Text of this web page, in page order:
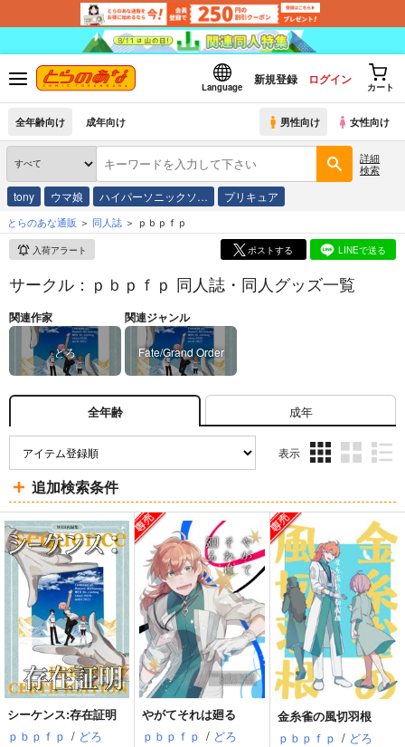
Language
新規登録 ログイン
カート
全年齢向け 成年向け 男性向け 女性向け
詳細
検索
tony ウマ娘 ハイパーソニックソ… プリキュア
とらのあな通販 同人誌 ｐｂｐｆｐ
入荷アラート ポストする LINEで送る
サークル：ｐｂｐｆｐ 同人誌・同人グッズ一覧
関連作家
どろ
関連ジャンル
Fate/Grand Order
全年齢 成年
表示
ム
表
ム
表
示
ム
表
示
追加検索条件
シーケンス:存在証明
ｐｂｐｆｐ / どろ
やがてそれは廻る
ｐｂｐｆｐ / どろ
金糸雀の風切羽根
ｐｂｐｆｐ / どろ